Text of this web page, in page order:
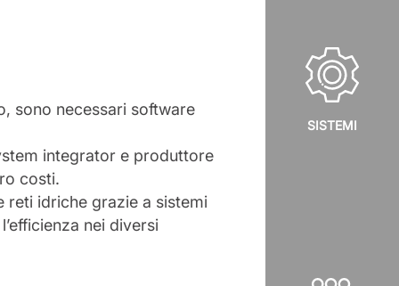
SISTEMI
sono necessari software
integrator e produttore
costi.
idriche grazie a sistemi
nei diversi